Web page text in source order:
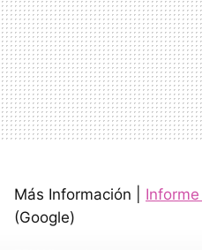
Más Información |
(Google)